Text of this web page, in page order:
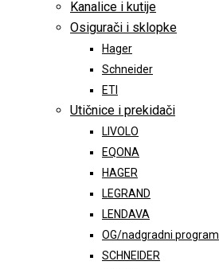
Kanalice i kutije
Osigurači i sklopke
Hager
Schneider
ETI
Utičnice i prekidači
LIVOLO
EQONA
HAGER
LEGRAND
LENDAVA
OG/nadgradni program
SCHNEIDER